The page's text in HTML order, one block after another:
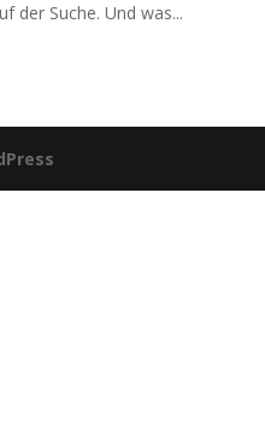
der Suche. Und was...